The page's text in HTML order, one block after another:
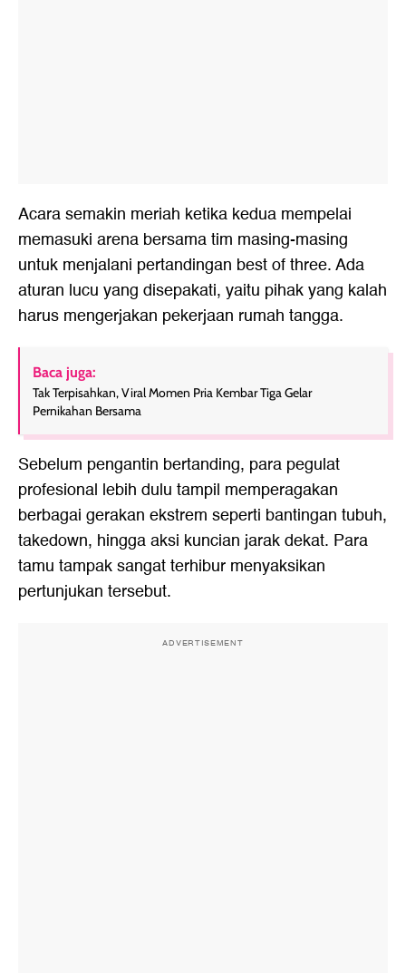
Acara semakin meriah ketika kedua mempelai
memasuki arena bersama tim masing-masing
untuk menjalani pertandingan best of three. Ada
aturan lucu yang disepakati, yaitu pihak yang kalah
harus mengerjakan pekerjaan rumah tangga.
Baca juga:
Tak Terpisahkan, Viral Momen Pria Kembar Tiga Gelar
Pernikahan Bersama
Sebelum pengantin bertanding, para pegulat
profesional lebih dulu tampil memperagakan
berbagai gerakan ekstrem seperti bantingan tubuh,
takedown, hingga aksi kuncian jarak dekat. Para
tamu tampak sangat terhibur menyaksikan
pertunjukan tersebut.
ADVERTISEMENT